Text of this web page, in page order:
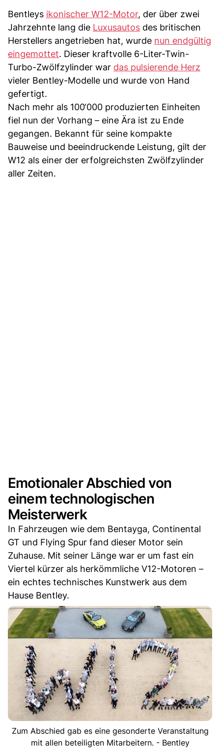
Bentleys ikonischer W12-Motor, der über zwei
Jahrzehnte lang die Luxusautos des britischen
Herstellers angetrieben hat, wurde nun endgültig
eingemottet. Dieser kraftvolle 6-Liter-Twin-
Turbo-Zwölfzylinder war das pulsierende Herz
vieler Bentley-Modelle und wurde von Hand
gefertigt.
Nach mehr als 100‘000 produzierten Einheiten
fiel nun der Vorhang – eine Ära ist zu Ende
gegangen. Bekannt für seine kompakte
Bauweise und beeindruckende Leistung, gilt der
W12 als einer der erfolgreichsten Zwölfzylinder
aller Zeiten.
Emotionaler Abschied von
einem technologischen
Meisterwerk
In Fahrzeugen wie dem Bentayga, Continental
GT und Flying Spur fand dieser Motor sein
Zuhause. Mit seiner Länge war er um fast ein
Viertel kürzer als herkömmliche V12-Motoren –
ein echtes technisches Kunstwerk aus dem
Hause Bentley.
Zum Abschied gab es eine gesonderte Veranstaltung
mit allen beteiligten Mitarbeitern. - Bentley